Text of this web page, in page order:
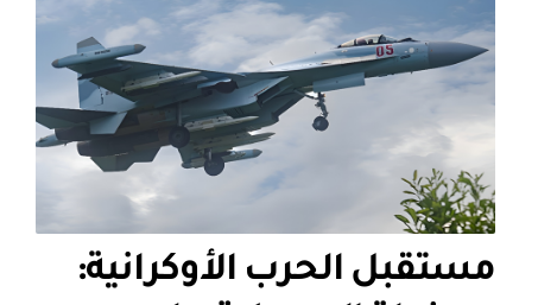
مستقبل الحرب الأوكرانية: